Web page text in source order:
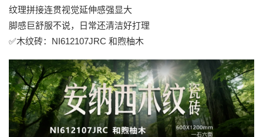
纹理拼接连贯视觉延伸感强显大
脚感巨舒服不说，日常还清洁好打理
✅木纹砖：NI612107JRC 和煦柚木